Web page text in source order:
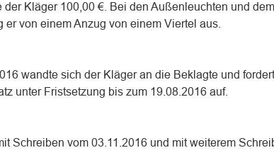
Kläger 100,00 €. Bei den Außenleuchten und dem
er von einem Anzug von einem Viertel aus.
wandte sich der Kläger an die Beklagte und
unter Fristsetzung bis zum 19.08.2016 auf.
Schreiben vom 03.11.2016 und mit weiterem